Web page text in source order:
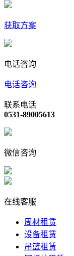
获取方案
电话咨询
电话咨询
联系电话
0531-89005613
微信咨询
在线客服
周材租赁
设备租赁
吊篮租赁